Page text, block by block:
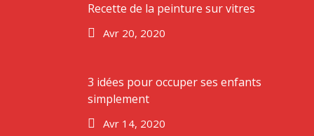
Recette de la peinture sur vitres
Avr 20, 2020
3 idées pour occuper ses enfants
simplement
Avr 14, 2020